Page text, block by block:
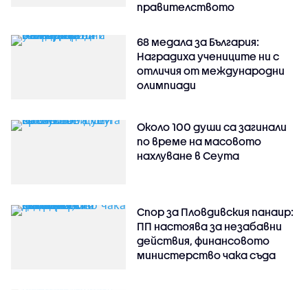
правителството
68 медала за България:
Наградиха учениците ни с
отличия от международни
олимпиади
Около 100 души са загинали
по време на масовото
нахлуване в Сеута
Спор за Пловдивския панаир:
ПП настоява за незабавни
действия, финансовото
министерство чака съда